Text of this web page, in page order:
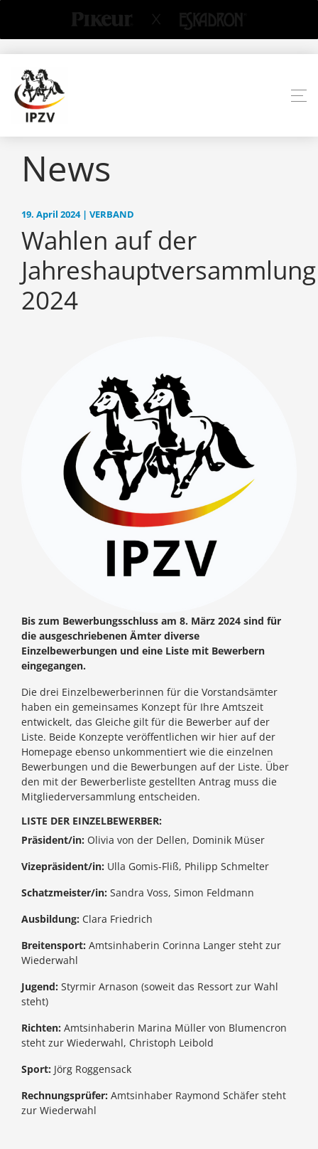
News
19. April 2024 | VERBAND
Wahlen auf der
Jahreshauptversammlung
2024
Bis zum Bewerbungsschluss am 8. März 2024 sind für
die ausgeschriebenen Ämter diverse
Einzelbewerbungen und eine Liste mit Bewerbern
eingegangen.
Die drei Einzelbewerberinnen für die Vorstandsämter
haben ein gemeinsames Konzept für Ihre Amtszeit
entwickelt, das Gleiche gilt für die Bewerber auf der
Liste. Beide Konzepte veröffentlichen wir hier auf der
Homepage ebenso unkommentiert wie die einzelnen
Bewerbungen und die Bewerbungen auf der Liste. Über
den mit der Bewerberliste gestellten Antrag muss die
Mitgliederversammlung entscheiden.
LISTE DER EINZELBEWERBER:
Präsident/in: Olivia von der Dellen, Dominik Müser
Vizepräsident/in: Ulla Gomis-Fliß, Philipp Schmelter
Schatzmeister/in: Sandra Voss, Simon Feldmann
Ausbildung: Clara Friedrich
Breitensport: Amtsinhaberin Corinna Langer steht zur
Wiederwahl
Jugend: Styrmir Arnason (soweit das Ressort zur Wahl
steht)
Richten: Amtsinhaberin Marina Müller von Blumencron
steht zur Wiederwahl, Christoph Leibold
Sport: Jörg Roggensack
Rechnungsprüfer: Amtsinhaber Raymond Schäfer steht
zur Wiederwahl